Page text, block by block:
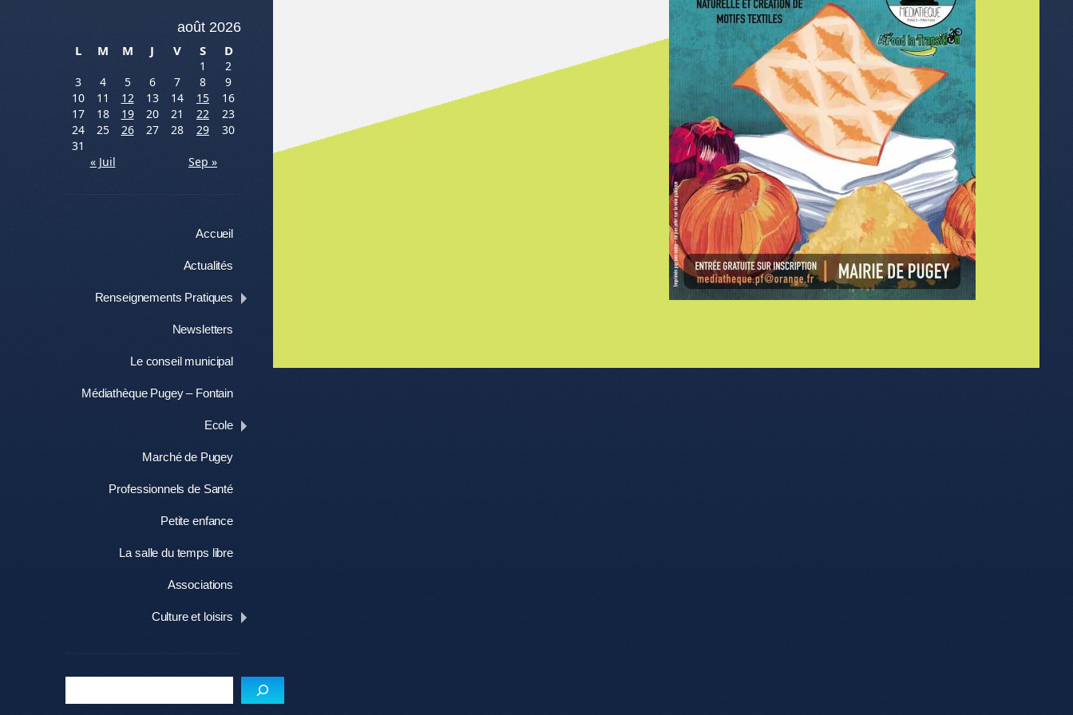
août 2026
L
M M J V S D
1
2
3
4 5 6 7 8
9
10
11 12 13 14 15
16
17
18 19 20 21 22
23
24
25 26 27 28 29
30
31
« Juil
Sep »
Accueil
Actualités
Renseignements Pratiques
Newsletters
Le conseil municipal
Médiathèque Pugey – Fontain
Ecole
Marché de Pugey
Professionnels de Santé
Petite enfance
La salle du temps libre
Associations
Culture et loisirs